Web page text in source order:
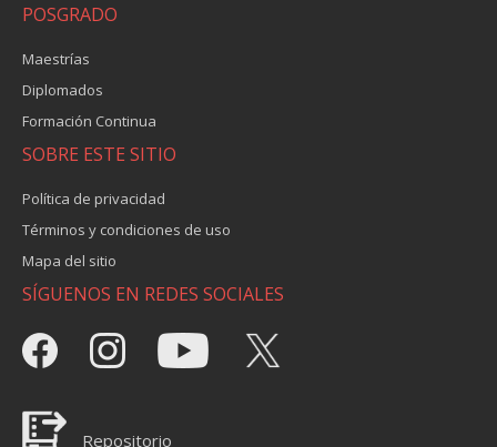
POSGRADO
Maestrías
Diplomados
Formación Continua
SOBRE ESTE SITIO
Política de privacidad
Términos y condiciones de uso
Mapa del sitio
SÍGUENOS EN REDES SOCIALES
Repositorio